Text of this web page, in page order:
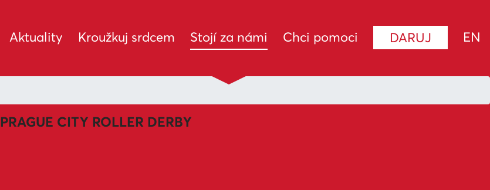
Aktuality Kroužkuj srdcem Stojí za námi (current)
Chci pomoci DARUJ EN
PRAGUE CITY ROLLER DERBY